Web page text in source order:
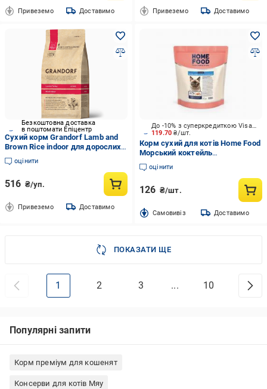
Привеземо Доставимо Привеземо Доставимо
Безкоштовна доставка
в поштомати Епіцентр
Сухий корм Grandorf Lamb and
Brown Rice indoor для дорослих
кішок 0,4 кг
оцінити
516 ₴/уп.
Привеземо Доставимо
119.70₴/шт.
До -10% з суперкредиткою Visa Вигода
Корм сухий для котів Home Food
Морський коктейль
Hypoallergenic For
sterilised/neutered 200 г
оцінити
126 ₴/шт.
Cамовивіз Доставимо
ПОКАЗАТИ ЩЕ
1 2 3 ... 10
Популярні запити
Корм преміум для кошенят
Консерви для котів Мяу